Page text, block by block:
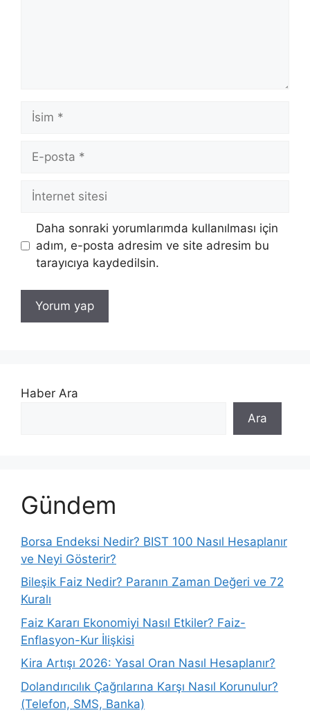
İsim
posta
İnternet
Daha sonraki yorumlarımda kullanılması için
adım, e-posta adresim ve site adresim bu
tarayıcıya kaydedilsin.
Haber Ara
Ara
Gündem
Borsa Endeksi Nedir? BIST 100 Nasıl Hesaplanır
ve Neyi Gösterir?
Bileşik Faiz Nedir? Paranın Zaman Değeri ve 72
Kuralı
Faiz Kararı Ekonomiyi Nasıl Etkiler? Faiz-
Enflasyon-Kur İlişkisi
Kira Artışı 2026: Yasal Oran Nasıl Hesaplanır?
Dolandırıcılık Çağrılarına Karşı Nasıl Korunulur?
(Telefon, SMS, Banka)